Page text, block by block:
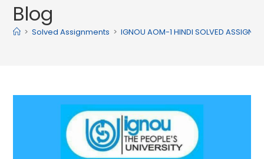
Blog
> Solved Assignments > IGNOU AOM-1 HINDI SOLVED